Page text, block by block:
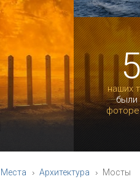
наших
были
Места Архитектура Мосты